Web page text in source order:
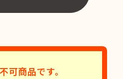
可商品です。